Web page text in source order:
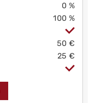
0 %
100 %
50 €
25 €